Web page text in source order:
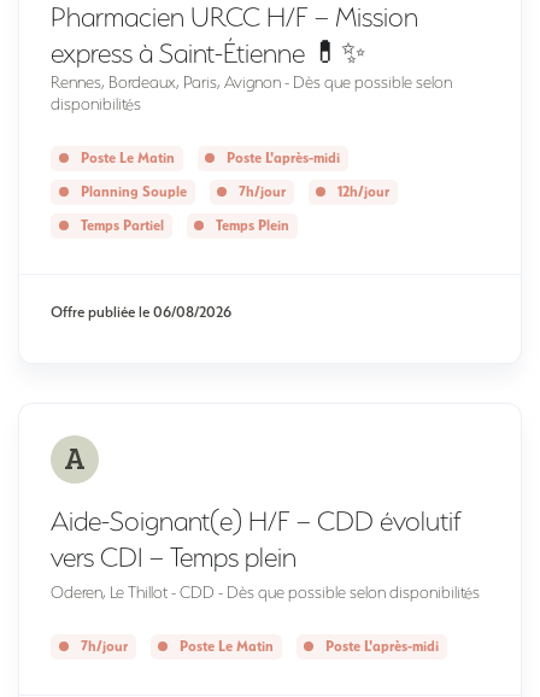
Pharmacien URCC H/F – Mission
express à Saint-Étienne 💊✨
Rennes, Bordeaux, Paris, Avignon - Dès que possible selon
disponibilités
Poste Le Matin
Poste L'après-midi
Planning Souple
7h/jour
12h/jour
Temps Partiel
Temps Plein
Offre publiée le06/08/2026
A
Aide-Soignant(e) H/F – CDD évolutif
vers CDI – Temps plein
Oderen, Le Thillot - CDD - Dès que possible selon disponibilités
7h/jour Poste Le Matin Poste L'après-midi